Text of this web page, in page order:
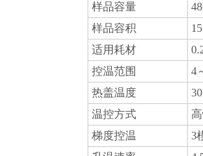
样品容量
样品容积
适用耗材
控温范围
4
热盖温度
温控方式
梯度控温
3